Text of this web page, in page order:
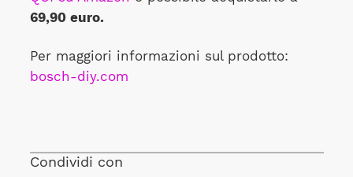
69,90 euro.
Per maggiori informazioni sul prodotto:
bosch-diy.com
Condividi con